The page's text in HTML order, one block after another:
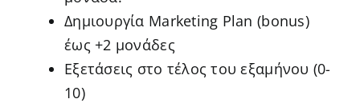
Δημιουργία Marketing Plan (bonus)
έως +2 μονάδες
Εξετάσεις στο τέλος του εξαμήνου (0-
10)